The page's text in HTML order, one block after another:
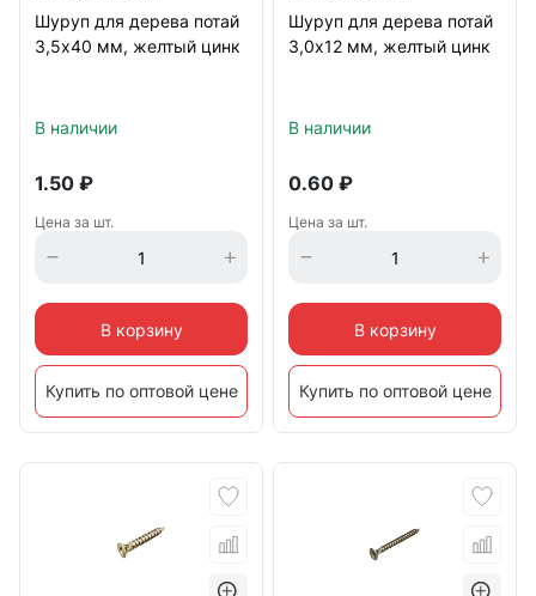
Шуруп для дерева потай
3,5х40 мм, желтый цинк
В наличии
1.50 ₽
Цена за шт.
В корзину
Купить по оптовой цене
Шуруп для дерева потай
3,0х12 мм, желтый цинк
В наличии
0.60 ₽
Цена за шт.
В корзину
Купить по оптовой цене